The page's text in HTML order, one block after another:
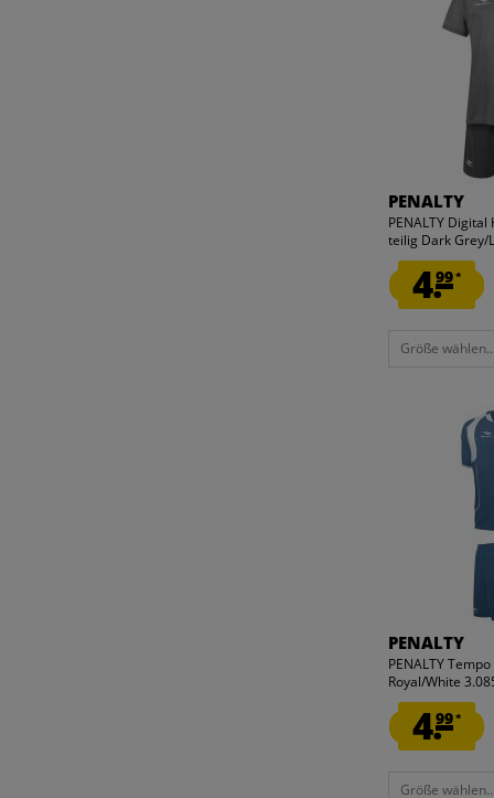
PENALTY
PENALTY
teilig Dark Grey/
4.99*
Größe wählen...
PENALTY
PENALTY
Royal/White
4.99*
Größe wählen...